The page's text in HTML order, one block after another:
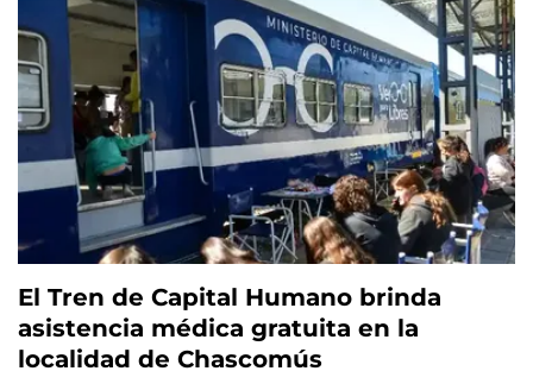
El Tren de Capital Humano brinda
asistencia médica gratuita en la
localidad de Chascomús